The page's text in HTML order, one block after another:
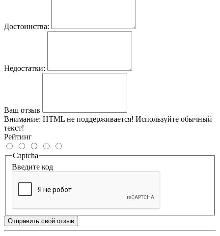
Достоинства:
Недостатки:
Ваш отзыв
Внимание: HTML не поддерживается! Используйте обычный
текст!
Рейтинг
Captcha
Введите код
Отправить свой отзыв